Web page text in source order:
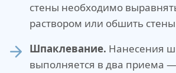
стены необходимо
раствором или обшить
Шпаклевание. Нанесения
выполняется в два приема